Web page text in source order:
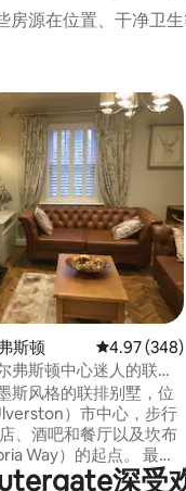
房源在位置、干净卫
308 条评价
斯顿 平均评分
4.97 (348)
弗斯顿中心迷人的联排
斯风格的联排别墅，位
）市中心，步行
、酒吧和餐厅以及坎布
Way）的起点。 最近
最近的巴士站0.6英里
深受